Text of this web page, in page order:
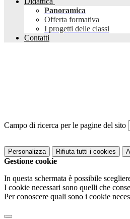
Panoramica
Offerta formativa
I progetti delle classi
Contatti
Campo di ricerca per le pagine del sito
Personalizza Rifiuta tutti i cookies
Gestione cookie
In questa schermata è possibile
I cookie necessari sono quelli che
Per conoscere quali sono i cookie